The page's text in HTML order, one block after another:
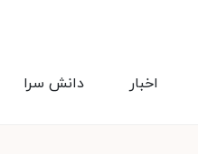
دانش سرا اخبار